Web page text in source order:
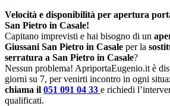
Velocità e disponibilità per apertura
San Pietro in Casale!
Capitano imprevisti e hai bisogno di un
Giussani San Pietro in Casale per la
serratura a San Pietro in Casale?
Nessun problema! ApriportaEugenio.it è
giorni su 7, per venirti incontro in ogni
chiama il 051 091 04 33 e richiedi
qualificati.